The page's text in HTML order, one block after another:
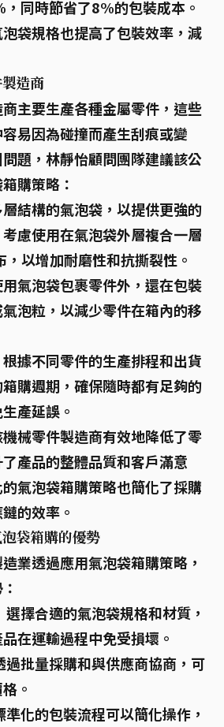
，同時節省了8%的包裝成本 。
袋規格也提高了包裝效率，減
造商
主要生產各種金屬零件，這些
易因為碰撞而產生刮痕或變
題，林靜怡顧問團隊建議該公
購策略：
層結構的氣泡袋，以提供更強的
慮使用在氣泡袋外層複合一層
，以增加耐磨性和抗撕裂性。
氣泡袋包裹零件外，還在包裝
氣泡粒 ，以減少零件在箱內的移
根據不同零件的生產排程和出貨
購週期，確保隨時都有足夠的
產延誤。
械零件製造商有效地降低了零
了產品的整體品質和客戶滿意
氣泡袋箱購策略也簡化了採購
的效率。
袋箱購的優勢
業透過應用氣泡袋箱購策略，
選擇合適的氣泡袋規格和材質，
在運輸過程中免受損壞。
過批量採購和與供應商協商，可
。
準化的包裝流程可以簡化操作，